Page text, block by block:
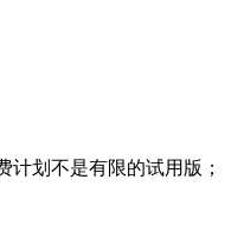
计划不是有限的试用版；